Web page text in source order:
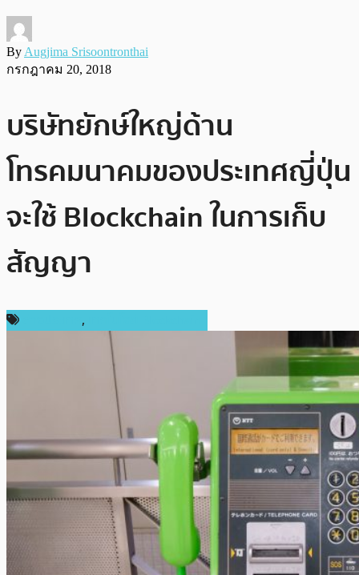
By Augjima Srisoontronthai
กรกฎาคม 20, 2018
บริษัทยักษ์ใหญ่ด้าน
โทรคมนาคมของประเทศญี่ปุ่น
จะใช้ Blockchain ในการเก็บ
สัญญา
,